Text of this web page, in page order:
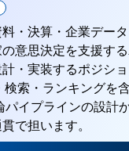
・決算・企業データ
意思決定を支援す
・実装するポジショ
検索・ランキングを
パイプラインの設計
で担います。